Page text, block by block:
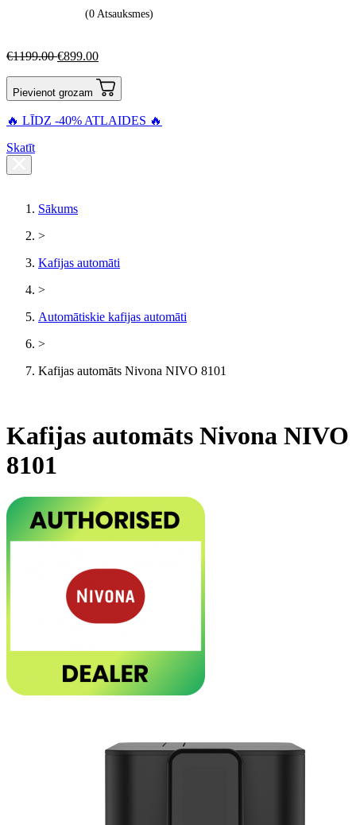
(0 Atsauksmes)
€1199.00 €899.00
Pievienot grozam
🔥 LĪDZ -40% ATLAIDES 🔥
Skatīt
Sākums
>
Kafijas automāti
>
Automātiskie kafijas automāti
>
Kafijas automāts Nivona NIVO 8101
Kafijas automāts Nivona NIVO
8101